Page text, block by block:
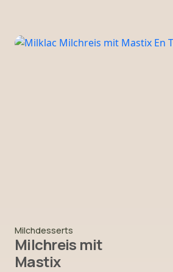
Milchdesserts
Milchreis mit
Mastix